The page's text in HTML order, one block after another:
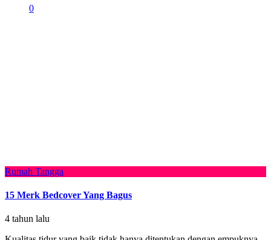
0
Rumah Tangga
15 Merk Bedcover Yang Bagus
4 tahun lalu